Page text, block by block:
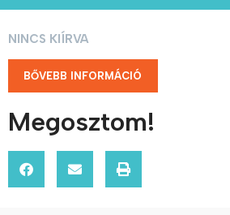
NINCS KIÍRVA
BŐVEBB INFORMÁCIÓ
Megosztom!